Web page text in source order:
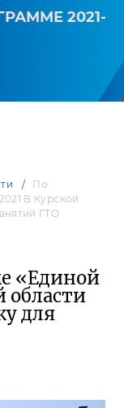
2021-
По
В Курской
ГТО
«Единой
области
для